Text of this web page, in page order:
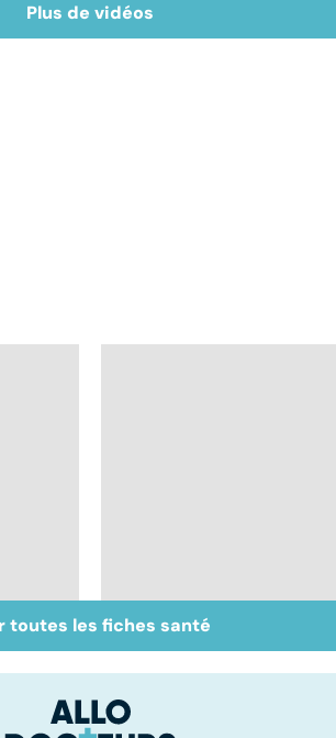
Plus de vidéos
: le
Médecine de
proximité : quel
toutes les fiches santé